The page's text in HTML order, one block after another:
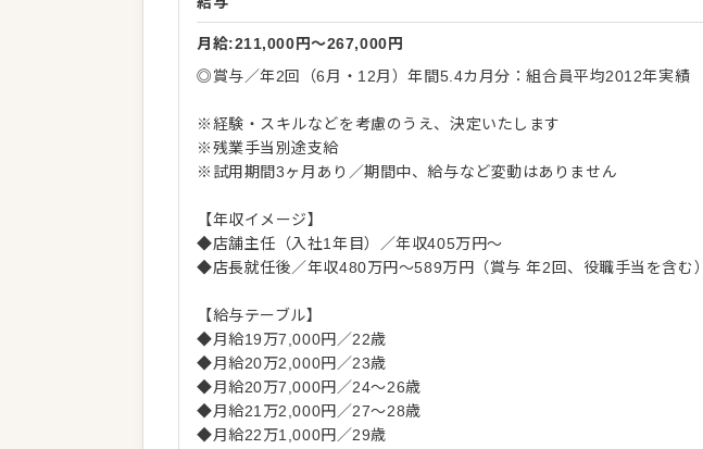
月給:211,000円〜267,000円
◎賞与／年2回（6月・12月）年間5.4カ月分：組合員平均2012年実績
※経験・スキルなどを考慮のうえ、決定いたします
※残業手当別途支給
※試用期間3ヶ月あり／期間中、給与など変動はありません
【年収イメージ】
◆店舗主任（入社1年目）／年収405万円～
◆店長就任後／年収480万円～589万円（賞与 年2回、役職手当を含む）
【給与テーブル】
◆月給19万7,000円／22歳
◆月給20万2,000円／23歳
◆月給20万7,000円／24～26歳
◆月給21万2,000円／27～28歳
◆月給22万1,000円／29歳